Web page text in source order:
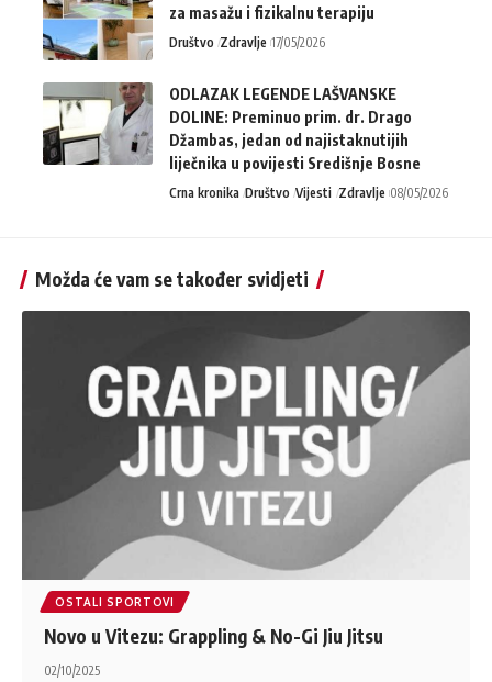
za masažu i fizikalnu terapiju
Društvo Zdravlje 17/05/2026
ODLAZAK LEGENDE LAŠVANSKE
DOLINE: Preminuo prim. dr. Drago
Džambas, jedan od najistaknutijih
liječnika u povijesti Središnje Bosne
Crna kronika Društvo Vijesti Zdravlje 08/05/2026
Možda će vam se također svidjeti
OSTALI SPORTOVI
Novo u Vitezu: Grappling & No-Gi Jiu Jitsu
02/10/2025